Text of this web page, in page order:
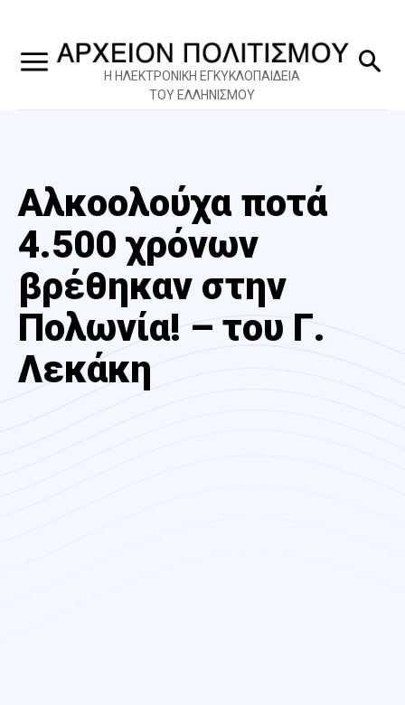
Η ΗΛΕΚΤΡΟΝΙΚΗ ΕΓΚΥΚΛΟΠΑΙΔΕΙΑ
ΤΟΥ ΕΛΛΗΝΙΣΜΟΥ
Αλκοολούχα ποτά
4.500 χρόνων
βρέθηκαν στην
Πολωνία! – του Γ.
Λεκάκη